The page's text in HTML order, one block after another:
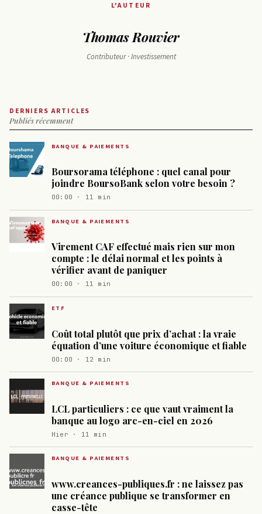
L'AUTEUR
Thomas Rouvier
Contributeur · Investissement
DERNIERS ARTICLES
Publiés récemment
BANQUE & PAIEMENTS
Boursorama téléphone : quel canal pour
joindre BoursoBank selon votre besoin ?
00:00 · 11 min
BANQUE & PAIEMENTS
Virement CAF effectué mais rien sur mon
compte : le délai normal et les points à
vérifier avant de paniquer
00:00 · 11 min
ETF
Coût total plutôt que prix d’achat : la vraie
équation d’une voiture économique et fiable
00:00 · 12 min
BANQUE & PAIEMENTS
LCL particuliers : ce que vaut vraiment la
banque au logo arc-en-ciel en 2026
Hier · 11 min
BANQUE & PAIEMENTS
www.creances-publiques.fr : ne laissez pas
une créance publique se transformer en
casse-tête